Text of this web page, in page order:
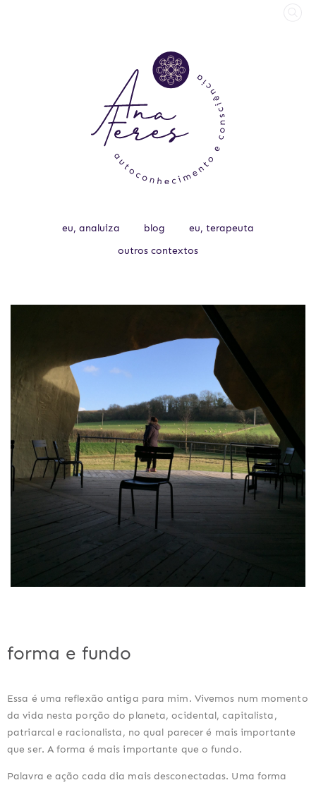
eu, analuiza blog
eu, terapeuta
outros contextos
forma e fundo
Essa é uma reflexão antiga para mim. Vivemos num momento
da vida nesta porção do planeta, ocidental, capitalista,
patriarcal e racionalista, no qual parecer é mais importante
que ser. A forma é mais importante que o fundo.
Palavra e ação cada dia mais desconectadas. Uma forma